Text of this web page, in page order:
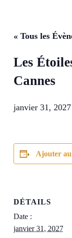
« Tous les
Les
Cannes
janvier 31,
Ajouter
DÉTAILS
Date :
janvier 31, 2027